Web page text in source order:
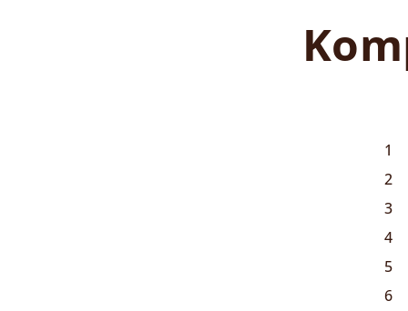
1
2
3
4
5
6